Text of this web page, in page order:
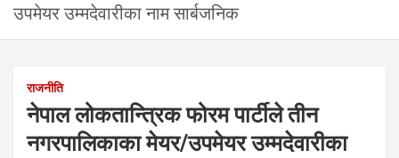
उपमेयर उम्मदेवारीका नाम सार्बजनिक
राजनीति
नेपाल लोकतान्त्रिक फोरम पार्टीले तीन
नगरपालिकाका मेयर/उपमेयर उम्मदेवारीका